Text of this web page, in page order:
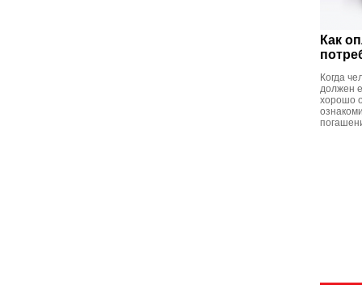
Как
Когда
должен
хорошо